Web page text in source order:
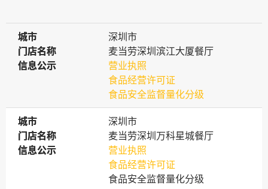
城市
城市
深圳市
门店名称
门店名称
麦当劳深圳滨江大厦餐厅
信息公示
信息公示
营业执照
食品经营许可证
食品安全监督量化分级
城市
城市
深圳市
门店名称
门店名称
麦当劳深圳万科星城餐厅
信息公示
信息公示
营业执照
食品经营许可证
食品安全监督量化分级